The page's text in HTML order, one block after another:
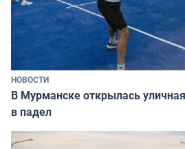
НОВОСТИ
В Мурманске открылась
в падел